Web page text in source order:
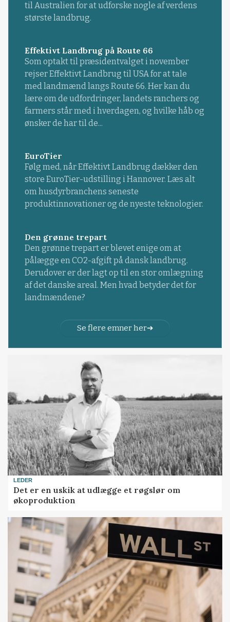
til Australien for at udforske nogle af verdens
største landbrug.
Effektivt Landbrug på Route 66
Som optakt til præsidentvalget i november
rejser Effektivt Landbrug til USA for at tale
med landmænd langs Route 66. Her kan du
lære om de udfordringer, landets ranchers og
farmers står med i hverdagen, og hvilke håb og
ønsker de har til de...
EuroTier
Følg med, når Effektivt Landbrug dækker den
store EuroTier-udstilling i Hannover. Læs alt
om husdyrbranchens seneste
produktinnovationer og de nyeste teknologier.
Den grønne trepart
Den grønne trepart er blevet enige om at
pålægge en CO2-afgift på dansk landbrug.
Derudover er der lagt op til en stor omlægning
af det danske areal. Men hvad betyder det for
landmændene?
Se flere emner her
LEDER
Det er en uskik at udlægge et røgslør om
økoproduktion